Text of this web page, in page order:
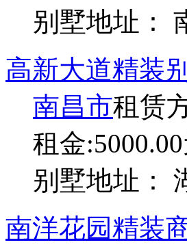
别墅地址：
高新大道精装
南昌市租赁
租金:5000.00
别墅地址：
南洋花园精装